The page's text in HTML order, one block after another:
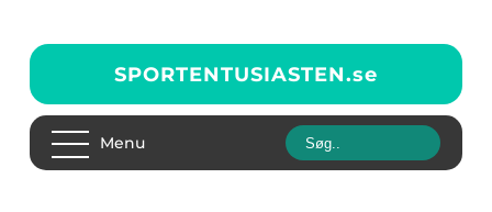
SPORTENTUSIASTEN.se
Menu